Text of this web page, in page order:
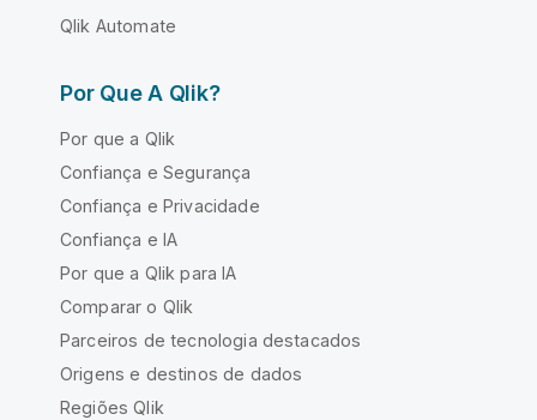
Qlik Automate
Por Que A Qlik?
Por que a Qlik
Confiança e Segurança
Confiança e Privacidade
Confiança e IA
Por que a Qlik para IA
Comparar o Qlik
Parceiros de tecnologia destacados
Origens e destinos de dados
Regiões Qlik